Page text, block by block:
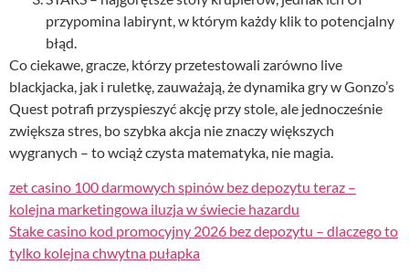
przypomina labirynt, w którym każdy klik to potencjalny
błąd.
Co ciekawe, gracze, którzy przetestowali zarówno live
blackjacka, jak i ruletkę, zauważają, że dynamika gry w Gonzo’s
Quest potrafi przyspieszyć akcję przy stole, ale jednocześnie
zwiększa stres, bo szybka akcja nie znaczy większych
wygranych – to wciąż czysta matematyka, nie magia.
zet casino 100 darmowych spinów bez depozytu teraz –
kolejna marketingowa iluzja w świecie hazardu
Stake casino kod promocyjny 2026 bez depozytu – dlaczego to
tylko kolejna chwytna pułapka